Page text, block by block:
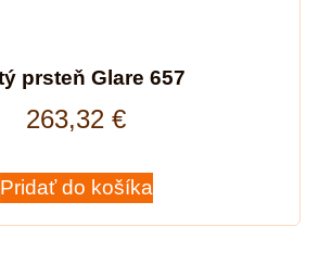
prsteň Glare 657
263,32 €
Pridať do košíka